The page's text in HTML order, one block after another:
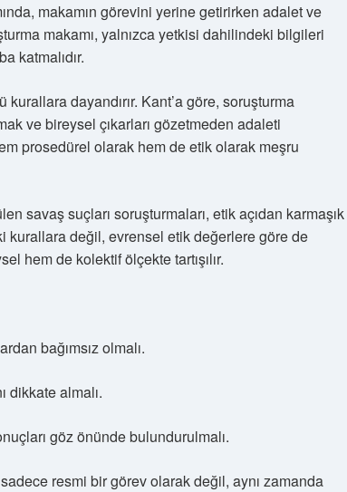
makamın görevini yerine getirirken adalet ve
makamı, yalnızca yetkisi dahilindeki bilgileri
katmalıdır.
dayandırır. Kant’a göre, soruşturma
ve bireysel çıkarları gözetmeden adaleti
prosedürel olarak hem de etik olarak meşru
savaş suçları soruşturmaları, etik açıdan karmaşık
kurallara değil, evrensel etik değerlere göre de
hem de kolektif ölçekte tartışılır.
bağımsız olmalı.
dikkate almalı.
göz önünde bulundurulmalı.
resmi bir görev olarak değil, aynı zamanda